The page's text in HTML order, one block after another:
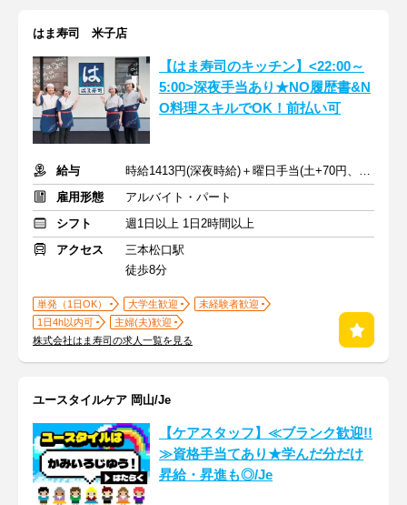
はま寿司 米子店
【はま寿司のキッチン】<22:00～
5:00>深夜手当あり★NO履歴書&N
O料理スキルでOK！前払い可
給与
時給1413円(深夜時給)＋曜日手当(土+70円、日祝+100円)
雇用形態
アルバイト・パート
シフト
週1日以上 1日2時間以上
アクセス
三本松口駅
徒歩8分
単発（1日OK） 大学生歓迎
未経験者歓迎
1日4h以内可
主婦(夫)歓迎
株式会社はま寿司の求人一覧を見る
ユースタイルケア 岡山/Je
【ケアスタッフ】≪ブランク歓迎!!
≫資格手当てあり★学んだ分だけ
昇給・昇進も◎/Je